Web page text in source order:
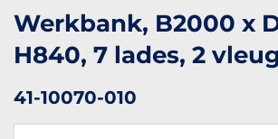
Werkbank, B2000 x
H840, 7 lades, 2
41-10070-010